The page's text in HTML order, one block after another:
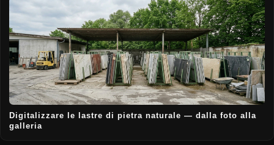
Digitalizzare le lastre di pietra naturale — dalla foto alla
galleria